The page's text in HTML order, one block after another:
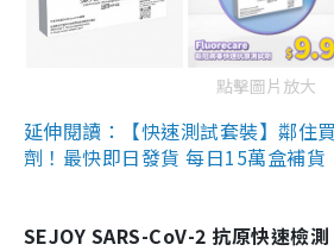
點擊圖片放大
延伸閱讀：【快速測試套裝】鄰住
劑！最快即日發貨 每日15萬盒補貨
SEJOY SARS-CoV-2 抗原快速檢測